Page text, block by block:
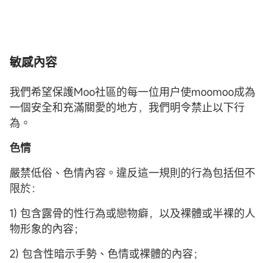
敏感內容
我們希望保護Moo社區的每一位用户使moomoo成為
一個安全和充滿關愛的地方，我們明令禁止以下行
為。
色情
嚴禁低俗、色情內容。違反這一規則的行為包括但不
限於：
1) 包含露骨的性行為或戀物癖，以及裸體或半裸的人
物形象的內容；
2) 包含性暗示手勢、色情或裸體的內容；